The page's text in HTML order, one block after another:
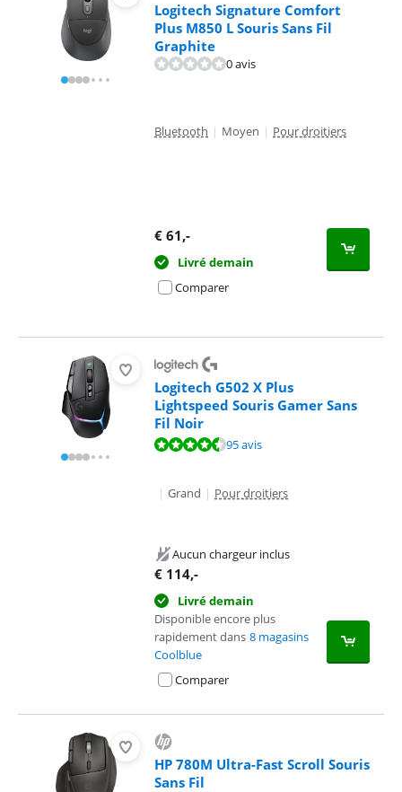
Logitech Signature Comfort
Plus M850 L Souris Sans Fil
Graphite
0 avis
Bluetooth | Moyen | Pour droitiers
€ 61,-
Livré demain
Comparer
Logitech G502 X Plus
Lightspeed Souris Gamer Sans
Fil Noir
La note est de 8,9 sur 10, basée sur 95 avis.95 avis
| Grand | Pour droitiers
Aucun chargeur inclus
€ 114,-
Livré demain
Disponible encore plus
rapidement dans 8 magasins
Coolblue
Comparer
HP 780M Ultra-Fast Scroll Souris
Sans Fil